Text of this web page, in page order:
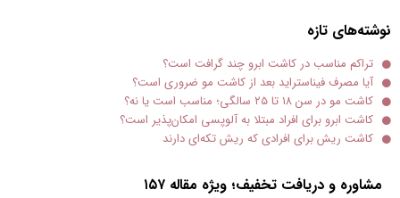
نوشته‌های تازه
تراکم مناسب در کاشت ابرو چند گرافت است؟
آیا مصرف فیناستراید بعد از کاشت مو ضروری است؟
کاشت مو در سن ۱۸ تا ۲۵ سالگی؛ مناسب است یا نه؟
کاشت ابرو برای افراد مبتلا به آلوپسی امکان‌پذیر است؟
کاشت ریش برای افرادی که ریش تکه‌ای دارند
مشاوره و دریافت تخفیف؛ ویژه مقاله ۱۵۷